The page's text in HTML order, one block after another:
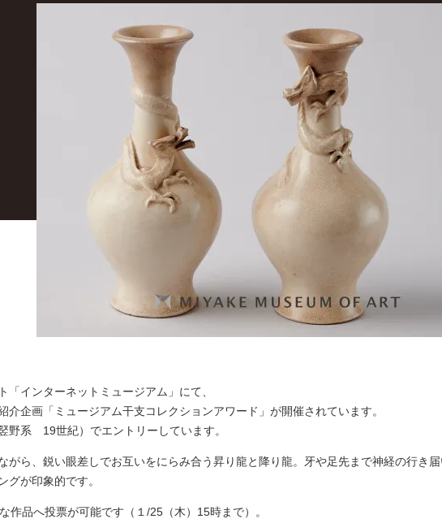
インターネットミュージアム」にて、
介企画「ミュージアム干支コレクションアワード」が開催されています。
野系 19世紀）でエントリーしています。
がら、鋭い眼差しでお互いをにらみ合う昇り龍と降り龍。牙や足先まで神経の行き
グが印象的です。
作品へ投票が可能です（１/25（木）15時まで）。